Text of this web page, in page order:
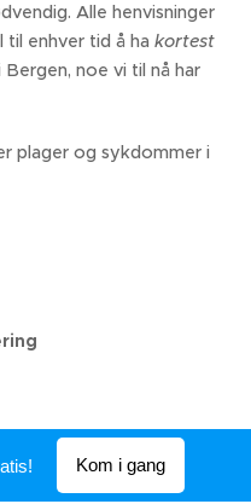
Alle henvisninger
til enhver tid å ha kortest
noe vi til nå har
plager og sykdommer i
Kom i gang